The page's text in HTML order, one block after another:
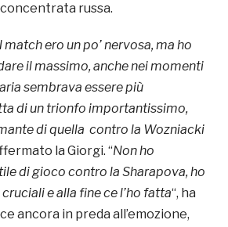
russa.
match ero un po’ nervosa, ma ho
il massimo, anche nei momenti
sembrava essere più
di un trionfo importantissimo,
di quella contro la Wozniacki
la Giorgi. “Non ho
di gioco contro la Sharapova, ho
e alla fine ce l’ho fatta“, ha
ancora in preda all’emozione,